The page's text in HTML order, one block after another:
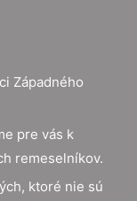
Západného
pre vás k
remeselníkov.
ktoré nie sú